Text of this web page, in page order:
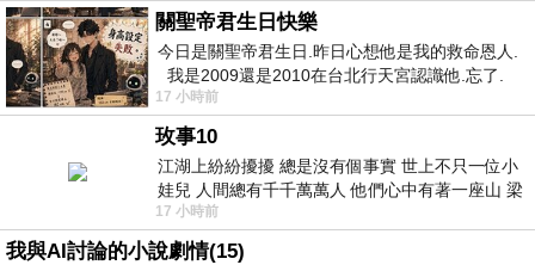
關聖帝君生日快樂
今日是關聖帝君生日.昨日心想他是我的救命恩人.
我是2009還是2010在台北行天宮認識他.忘了.
一個奇摩交友的網友學
17 小時前
玫事10
江湖上紛紛擾擾 總是沒有個事實 世上不只一位小
娃兒 人間總有千千萬萬人 他們心中有著一座山 梁
山佛山泰華衡恆嵩 一山之高
17 小時前
我與AI討論的小說劇情(15)